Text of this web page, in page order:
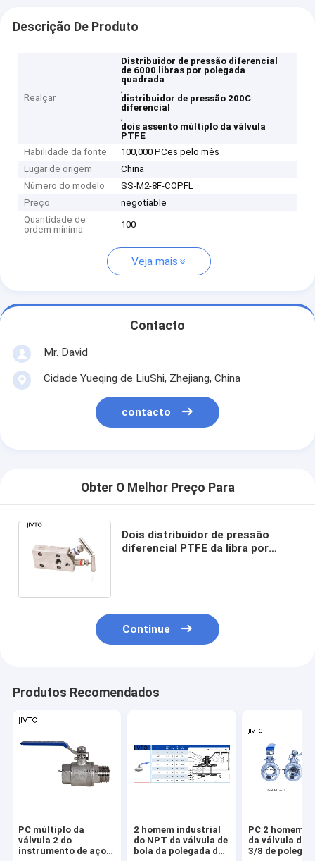
Descrição De Produto
Realçar
Distribuidor de pressão diferencial
de 6000 libras por polegada
quadrada
,
distribuidor de pressão 200C
diferencial
,
dois assento múltiplo da válvula
PTFE
Habilidade da fonte
100,000 PCes pelo mês
Lugar de origem
China
Número do modelo
SS-M2-8F-COPFL
Preço
negotiable
Quantidade de
ordem mínima
100
Veja mais
Contacto
Mr. David
Cidade Yueqing de LiuShi, Zhejiang, China
contacto
Obter O Melhor Preço Para
Dois distribuidor de pressão
diferencial PTFE da libra por
Continue
Produtos Recomendados
PC múltiplo da
válvula 2 do
instrumento de aço
2 homem industrial
do NPT da válvula de
bola da polegada do
PC 2 homem
da válvula da
3/8 de